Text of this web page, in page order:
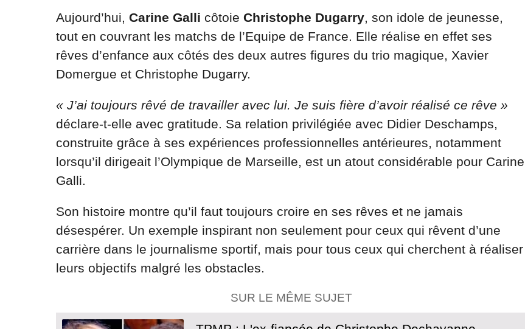
Aujourd’hui, Carine Galli côtoie Christophe Dugarry , son idole de jeunesse,
tout en couvrant les matchs de l’Equipe de France. Elle réalise en effet ses
rêves d’enfance aux côtés des deux autres figures du trio magique, Xavier
Domergue et Christophe Dugarry.
« J’ai toujours rêvé de travailler avec lui. Je suis fière d’avoir réalisé ce rêve »
déclare-t-elle avec gratitude. Sa relation privilégiée avec Didier Deschamps,
construite grâce à ses expériences professionnelles antérieures, notamment
lorsqu’il dirigeait l’Olympique de Marseille, est un atout considérable pour Carine
Galli.
Son histoire montre qu’il faut toujours croire en ses rêves et ne jamais
désespérer. Un exemple inspirant non seulement pour ceux qui rêvent d’une
carrière dans le journalisme sportif, mais pour tous ceux qui cherchent à réaliser
leurs objectifs malgré les obstacles.
SUR LE MÊME SUJET